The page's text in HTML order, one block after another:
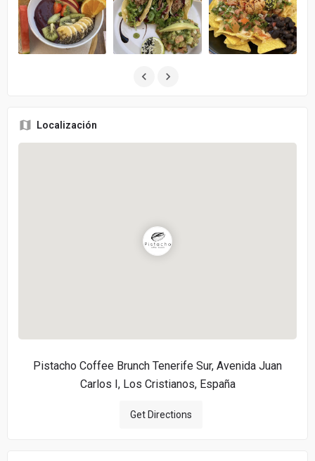
Localización
Pistacho Coffee Brunch Tenerife Sur, Avenida Juan
Carlos I, Los Cristianos, España
Get Directions